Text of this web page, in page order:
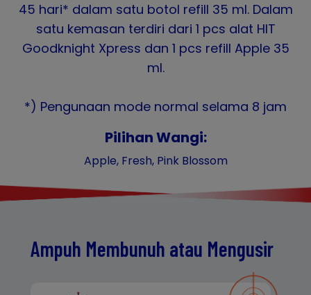
45 hari* dalam satu botol refill 35 ml. Dalam
satu kemasan terdiri dari 1 pcs alat HIT
Goodknight Xpress dan 1 pcs refill Apple 35
ml.
*) Pengunaan mode normal selama 8 jam
Pilihan Wangi:
Apple, Fresh, Pink Blossom
Ampuh Membunuh atau Mengusir